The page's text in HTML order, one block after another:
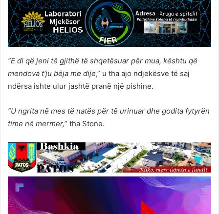
“E di që jeni të gjithë të shqetësuar për mua, kështu që
mendova t’ju bëja me dije,” u tha ajo ndjekësve të saj
ndërsa ishte ulur jashtë pranë një pishine.
“U ngrita në mes të natës për të urinuar dhe godita fytyrën
time në mermer,” tha Stone.